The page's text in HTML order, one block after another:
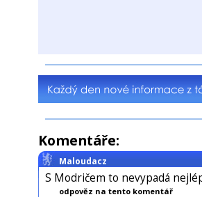
Komentáře:
Maloudacz
S Modričem to nevypadá
odpověz na tento komentář